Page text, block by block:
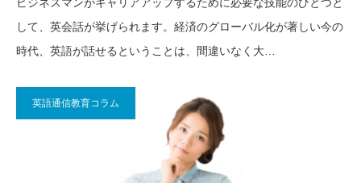
して、英会話が挙げられます。経済のグローバル化が著しい今の
時代、英語が話せるということは、間違いなく大…
英語通信教育コラム